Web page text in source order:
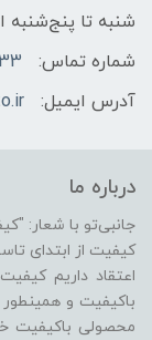
شنبه تا پنج‌شنبه از ساعت 9 تا 19
شماره تماس:
آدرس ایمیل:
درباره ما
جانبی‌تو با شعار:
کیفیت از ابتدای
اعتقاد داریم
باکیفیت و همینطور
محصولی باکیفیت